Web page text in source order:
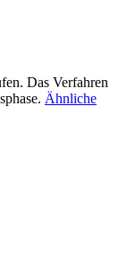
Das Verfahren
Ähnliche